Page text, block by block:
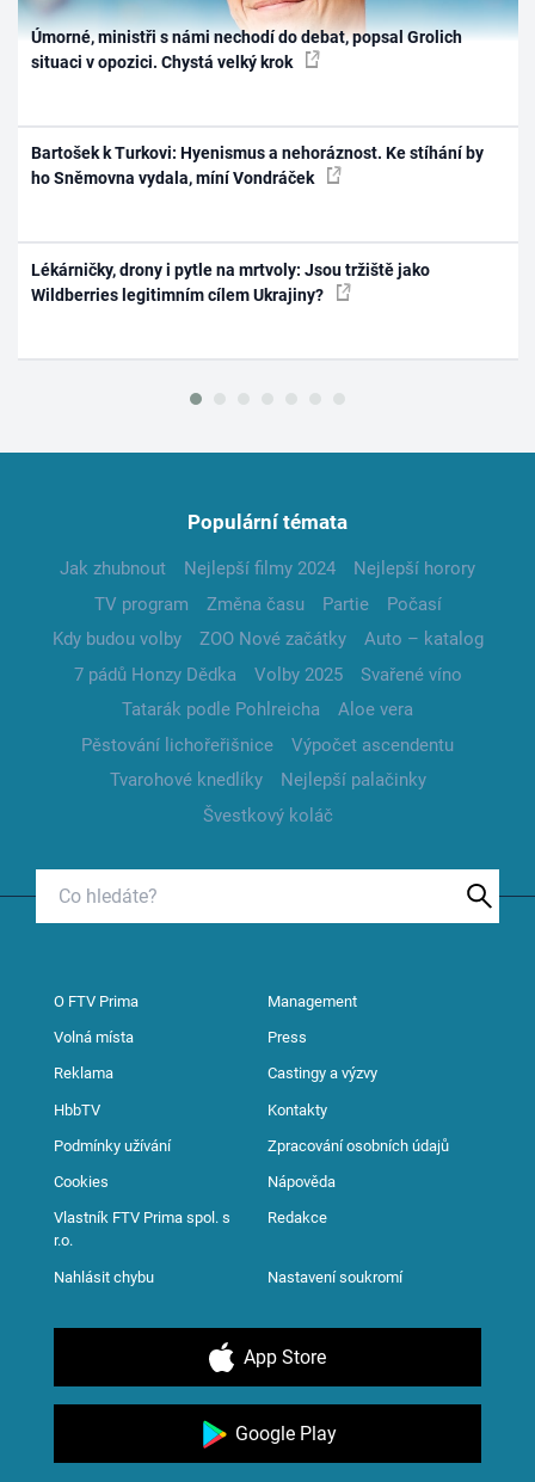
Úmorné, ministři s námi nechodí do debat, popsal Grolich
situaci v opozici. Chystá velký krok
Bartošek k Turkovi: Hyenismus a nehoráznost. Ke stíhání by
ho Sněmovna vydala, míní Vondráček
Lékárničky, drony i pytle na mrtvoly: Jsou tržiště jako
Wildberries legitimním cílem Ukrajiny?
Populární témata
Jak zhubnout Nejlepší filmy 2024
Nejlepší horory
TV program
Změna času Partie
Počasí
Kdy budou volby
ZOO Nové začátky
Auto – katalog
7 pádů Honzy Dědka
Volby 2025
Svařené víno
Tatarák podle Pohlreicha
Aloe vera
Pěstování lichořeřišnice
Výpočet ascendentu
Tvarohové knedlíky
Nejlepší palačinky
Švestkový koláč
O FTV Prima Management
Volná místa Press
Reklama Castingy a výzvy
HbbTV Kontakty
Podmínky užívání Zpracování osobních údajů
Cookies Nápověda
Vlastník FTV Prima spol. s
r.o.
Redakce
Nahlásit chybu Nastavení soukromí
App Store
Google Play